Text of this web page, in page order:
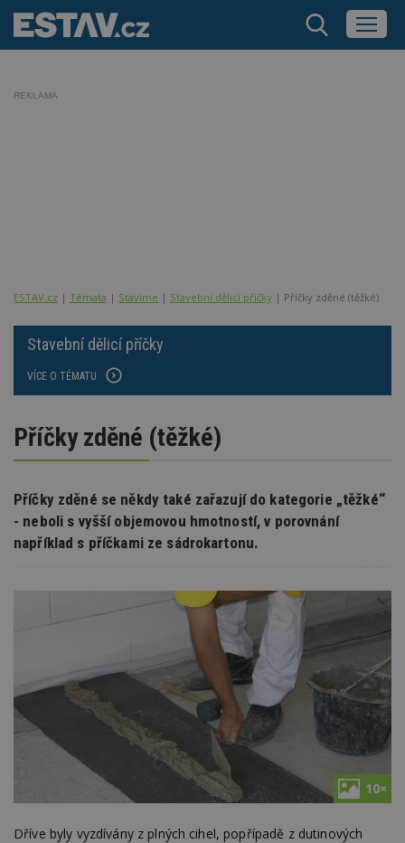
REKLAMA
ESTAV.cz Témata Stavíme Stavební dělicí příčky Příčky zděné (těžké)
Stavební dělicí příčky
VÍCE O TÉMATU
Příčky zděné (těžké)
Příčky zděné se někdy také zařazují do kategorie „těžké“
- neboli s vyšší objemovou hmotností, v porovnání
například s příčkami ze sádrokartonu.
10×
Dříve byly vyzdívány z plných cihel, popřípadě z dutinových